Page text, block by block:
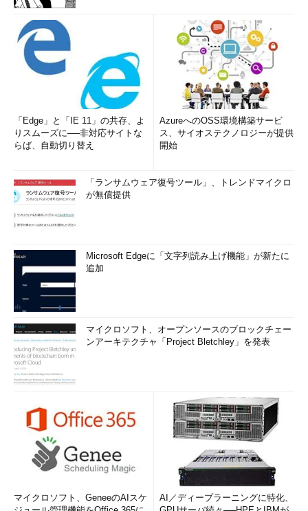
「Edge」と「IE 11」の共存、よ
りスムーズに──非対応サイトな
らば、自動切り替え
AzureへのOSS環境構築サービ
ス、サイオステクノロジーが提供
開始
「ランサムウェア復号ツール」、トレンドマイクロ
が無償提供
Microsoft Edgeに「文字列読み上げ機能」が新たに
追加
マイクロソフト、オープンソースのブロックチェー
ンアーキテクチャ「Project Bletchley」を発表
マイクロソフト、GeneeのAIスケ
AI／ディープラーニングに特化、